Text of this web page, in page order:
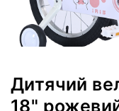
Дитячий
18"